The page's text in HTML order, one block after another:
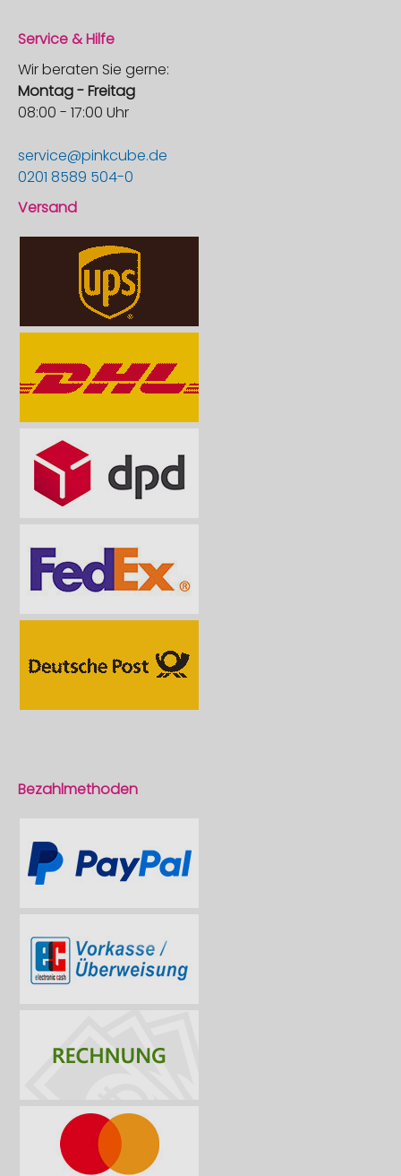
Service & Hilfe
Wir beraten Sie gerne:
Montag - Freitag
08:00 - 17:00 Uhr
service@pinkcube.de
0201 8589 504-0
Versand
Bezahlmethoden